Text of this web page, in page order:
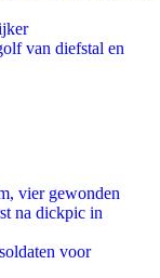
van diefstal en
vier gewonden
na dickpic in
voor